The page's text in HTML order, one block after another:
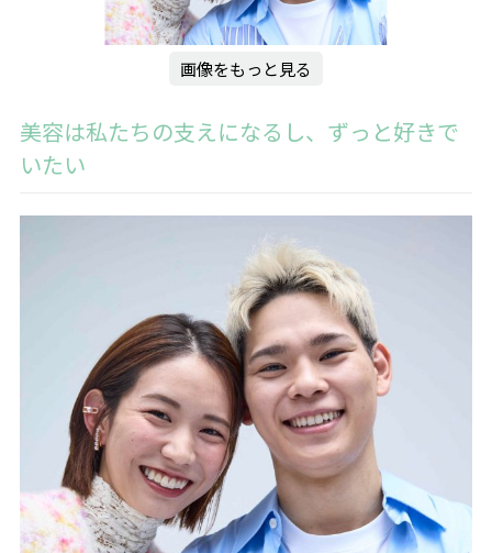
画像をもっと見る
美容は私たちの支えになるし、ずっと好きで
いたい